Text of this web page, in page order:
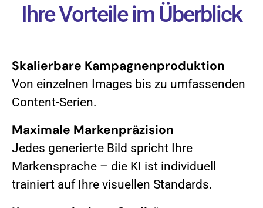
Ihre Vorteile im Überblick
Skalierbare Kampagnenproduktion
Von einzelnen Images bis zu umfassenden
Content-Serien.
Maximale Markenpräzision
Jedes generierte Bild spricht Ihre
Markensprache – die KI ist individuell
trainiert auf Ihre visuellen Standards.